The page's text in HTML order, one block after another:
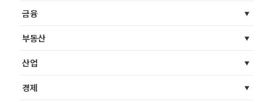
금융
부동산
산업
경제